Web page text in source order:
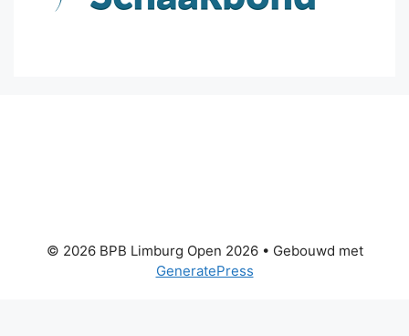
© 2026 BPB Limburg Open 2026• Gebouwd met
GeneratePress